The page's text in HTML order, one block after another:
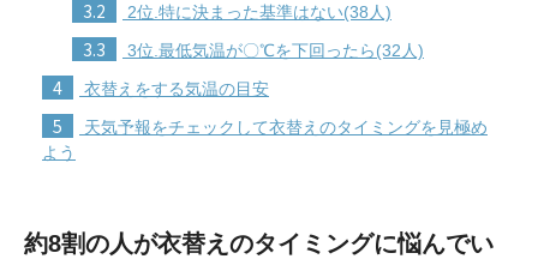
3.2 2位.特に決まった基準はない(38人)
3.3 3位.最低気温が〇℃を下回ったら(32人)
4 衣替えをする気温の目安
5
天気予報をチェックして衣替えのタイミングを見極め
よう
約8割の人が衣替えのタイミングに悩んでい